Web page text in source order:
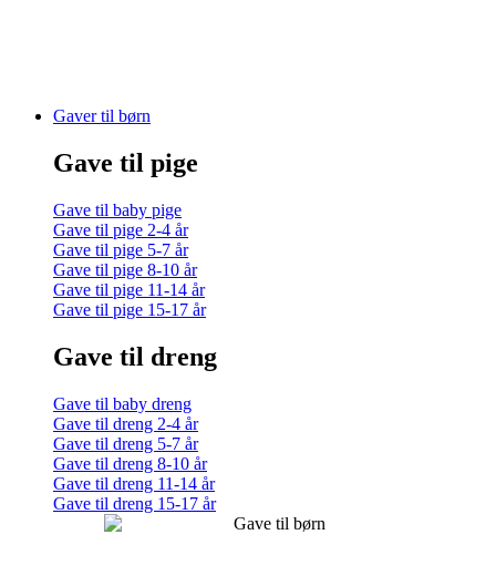
Gaver til børn
Gave til pige
Gave til baby pige
Gave til pige 2-4 år
Gave til pige 5-7 år
Gave til pige 8-10 år
Gave til pige 11-14 år
Gave til pige 15-17 år
Gave til dreng
Gave til baby dreng
Gave til dreng 2-4 år
Gave til dreng 5-7 år
Gave til dreng 8-10 år
Gave til dreng 11-14 år
Gave til dreng 15-17 år